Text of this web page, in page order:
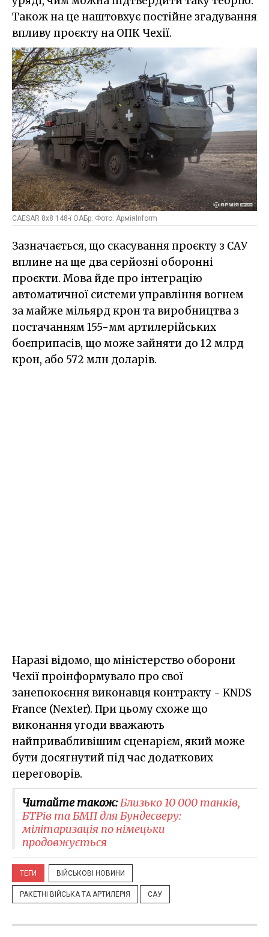
Також на це наштовхує постійне згадування
впливу проєкту на ОПК Чехії.
CAESAR 8x8 148-ї ОАБр. Фото: АрміяInform
Зазначається, що скасування проєкту з САУ
вплине на ще два серйозні оборонні
проєкти. Мова йде про інтеграцію
автоматичної системи управління вогнем
за майже мільярд крон та виробництва з
постачанням 155-мм артилерійських
боєприпасів, що може зайняти до 12 млрд
крон, або 572 млн доларів.
Наразі відомо, що міністерство оборони
Чехії проінформувало про свої
занепокоєння виконавця контракту - KNDS
France (Nexter). При цьому схоже що
виконання угоди вважають
найпривабливішим сценарієм, який може
бути досягнутий під час додаткових
переговорів.
Читайте також:Близько 10 000 танків,
БТРів та БМП для Бундесверу:
мілітаризація по німецьки
продовжується
ТЕГИ ВІЙСЬКОВІ НОВИНИ
РАКЕТНІ ВІЙСЬКА ТА АРТИЛЕРІЯ САУ